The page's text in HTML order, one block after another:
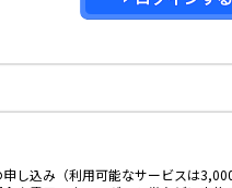
し込み（利用可能なサービスは